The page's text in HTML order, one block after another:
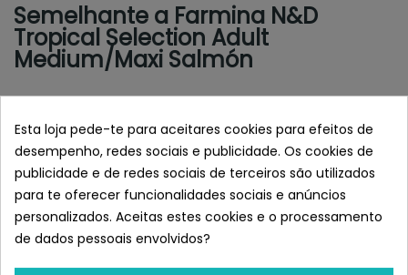
Semelhante a Farmina N&D
Tropical Selection Adult
Medium/Maxi Salmón
Esta loja pede-te para aceitares cookies para efeitos de
desempenho, redes sociais e publicidade. Os cookies de
publicidade e de redes sociais de terceiros são utilizados
para te oferecer funcionalidades sociais e anúncios
personalizados. Aceitas estes cookies e o processamento
de dados pessoais envolvidos?